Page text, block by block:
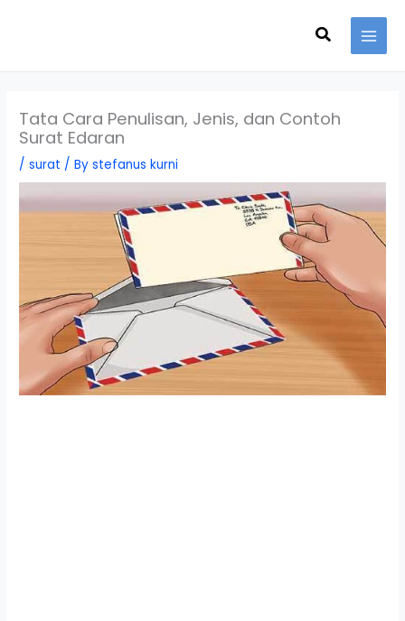
Search
Tata Cara Penulisan, Jenis, dan Contoh
Surat Edaran
/surat / Bystefanus kurni